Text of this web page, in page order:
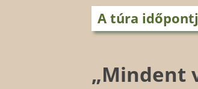
A túra
„Mindent